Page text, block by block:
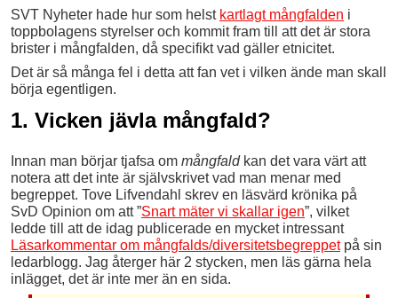
SVT Nyheter hade hur som helst kartlagt mångfalden i
toppbolagens styrelser och kommit fram till att det är stora
brister i mångfalden, då specifikt vad gäller etnicitet.
Det är så många fel i detta att fan vet i vilken ände man skall
börja egentligen.
1. Vicken jävla mångfald?
Innan man börjar tjafsa om mångfaldkan det vara värt att
notera att det inte är självskrivet vad man menar med
begreppet. Tove Lifvendahl skrev en läsvärd krönika på
SvD Opinion om att ”Snart mäter vi skallar igen”, vilket
ledde till att de idag publicerade en mycket intressant
Läsarkommentar om mångfalds/diversitetsbegreppetpå sin
ledarblogg. Jag återger här 2 stycken, men läs gärna hela
inlägget, det är inte mer än en sida.